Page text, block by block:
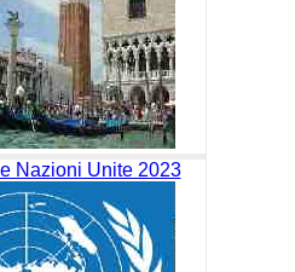
Nazioni Unite 2023